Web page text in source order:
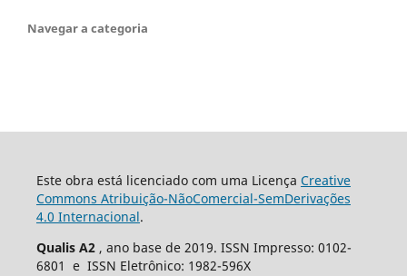
Navegar a categoria
Este obra está licenciado com uma Licença Creative
Commons Atribuição-NãoComercial-SemDerivações
4.0 Internacional.
Qualis A2 , ano base de 2019. ISSN Impresso: 0102-
6801 e ISSN Eletrônico: 1982-596X